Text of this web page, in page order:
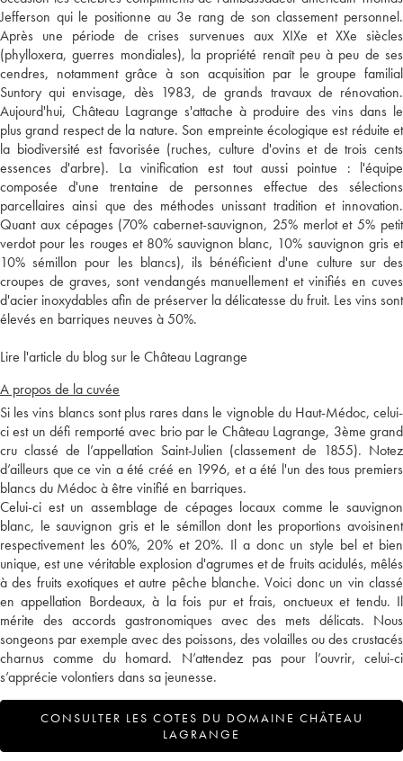
Jefferson qui le positionne au 3e rang de son classement personnel.
Après une période de crises survenues aux XIXe et XXe siècles
(phylloxera, guerres mondiales), la propriété renaît peu à peu de ses
cendres, notamment grâce à son acquisition par le groupe familial
Suntory qui envisage, dès 1983, de grands travaux de rénovation.
Aujourd'hui, Château Lagrange s'attache à produire des vins dans le
plus grand respect de la nature. Son empreinte écologique est réduite et
la biodiversité est favorisée (ruches, culture d'ovins et de trois cents
essences d'arbre). La vinification est tout aussi pointue : l'équipe
composée d'une trentaine de personnes effectue des sélections
parcellaires ainsi que des méthodes unissant tradition et innovation.
Quant aux cépages (70% cabernet-sauvignon, 25% merlot et 5% petit
verdot pour les rouges et 80% sauvignon blanc, 10% sauvignon gris et
10% sémillon pour les blancs), ils bénéficient d'une culture sur des
croupes de graves, sont vendangés manuellement et vinifiés en cuves
d'acier inoxydables afin de préserver la délicatesse du fruit. Les vins sont
élevés en barriques neuves à 50%.
Lire l'article du blog sur le Château Lagrange
A propos de la cuvée
Si les vins blancs sont plus rares dans le vignoble du Haut-Médoc, celui-
ci est un défi remporté avec brio par le Château Lagrange, 3ème grand
cru classé de l’appellation Saint-Julien (classement de 1855). Notez
d’ailleurs que ce vin a été créé en 1996, et a été l'un des tous premiers
blancs du Médoc à être vinifié en barriques.
Celui-ci est un assemblage de cépages locaux comme le sauvignon
blanc, le sauvignon gris et le sémillon dont les proportions avoisinent
respectivement les 60%, 20% et 20%. Il a donc un style bel et bien
unique, est une véritable explosion d'agrumes et de fruits acidulés, mêlés
à des fruits exotiques et autre pêche blanche. Voici donc un vin classé
en appellation Bordeaux, à la fois pur et frais, onctueux et tendu. Il
mérite des accords gastronomiques avec des mets délicats. Nous
songeons par exemple avec des poissons, des volailles ou des crustacés
charnus comme du homard. N’attendez pas pour l’ouvrir, celui-ci
s’apprécie volontiers dans sa jeunesse.
CONSULTER LES COTES DU DOMAINE CHÂTEAU
LAGRANGE